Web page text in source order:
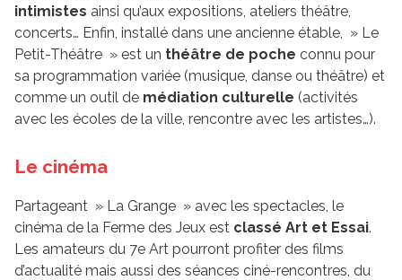
intimistes ainsi qu’aux expositions, ateliers théâtre,
concerts… Enfin, installé dans une ancienne étable, » Le
Petit-Théâtre » est un théâtre de poche connu pour
sa programmation variée (musique, danse ou théâtre) et
comme un outil de médiation culturelle (activités
avec les écoles de la ville, rencontre avec les artistes…).
Le cinéma
Partageant » La Grange » avec les spectacles, le
cinéma de la Ferme des Jeux est classé Art et Essai.
Les amateurs du 7e Art pourront profiter des films
d’actualité mais aussi des séances ciné-rencontres, du